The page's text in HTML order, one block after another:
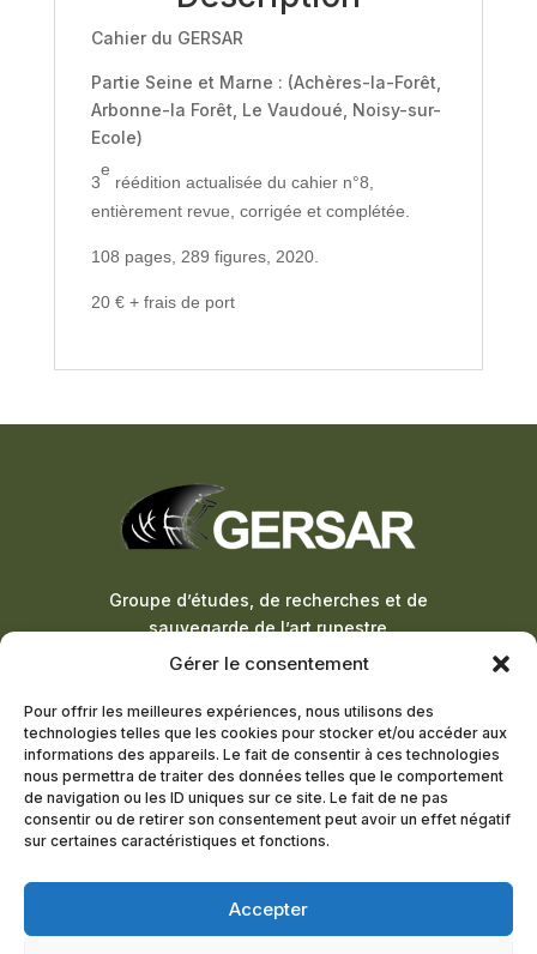
Gérer le consentement
Pour offrir les meilleures expériences, nous utilisons des
technologies telles que les cookies pour stocker et/ou accéder aux
informations des appareils. Le fait de consentir à ces technologies
nous permettra de traiter des données telles que le comportement
de navigation ou les ID uniques sur ce site. Le fait de ne pas
consentir ou de retirer son consentement peut avoir un effet négatif
sur certaines caractéristiques et fonctions.
Accepter
Pignons
Cahier du GERSAR
Partie Seine et Marne : (Achères-la-Forêt,
Arbonne-la Forêt, Le Vaudoué, Noisy-sur-
Ecole)
3
e
réédition actualisée du cahier n°8,
entièrement revue, corrigée et complétée.
108 pages, 289 figures, 2020.
20 € + frais de port
Groupe d’études, de recherches et de
sauvegarde de l’art rupestre
D’INFORMATION
DEVENIR MEMBRE